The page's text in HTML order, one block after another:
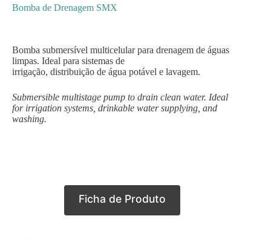
Bomba de Drenagem SMX
Bomba submersível multicelular para drenagem de águas
limpas. Ideal para sistemas de
irrigação, distribuição de água potável e lavagem.
Submersible multistage pump to drain clean water. Ideal
for irrigation systems, drinkable water supplying, and
washing.
Ficha de Produto